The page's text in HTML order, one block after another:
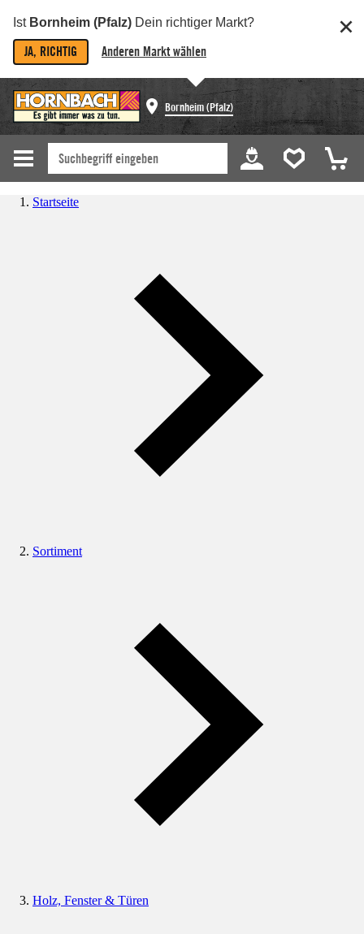
Ist Bornheim (Pfalz) Dein richtiger Markt?
JA, RICHTIG Anderen Markt wählen
Bornheim (Pfalz)
Startseite
Sortiment
Holz, Fenster & Türen